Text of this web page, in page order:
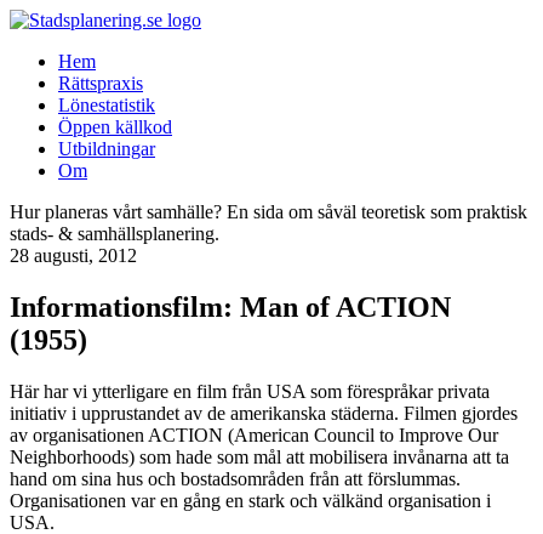
Hem
Rättspraxis
Lönestatistik
Öppen källkod
Utbildningar
Om
Hur planeras vårt samhälle? En sida om såväl teoretisk som praktisk
stads- & samhällsplanering.
28 augusti, 2012
Informationsfilm: Man of ACTION
(1955)
Här har vi ytterligare en film från USA som förespråkar privata
initiativ i upprustandet av de amerikanska städerna. Filmen gjordes
av organisationen ACTION (American Council to Improve Our
Neighborhoods) som hade som mål att mobilisera invånarna att ta
hand om sina hus och bostadsområden från att förslummas.
Organisationen var en gång en stark och välkänd organisation i
USA.